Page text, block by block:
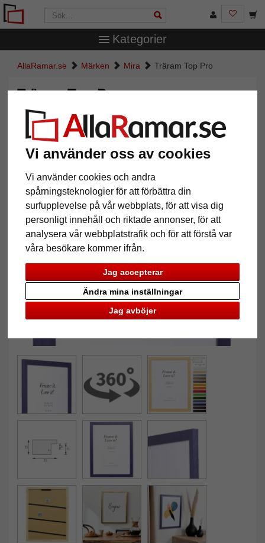
Vi använder oss av cookies
Vi använder cookies och andra
spårningsteknologier för att förbättra din
surfupplevelse på vår webbplats, för att visa dig
personligt innehåll och riktade annonser, för att
analysera vår webbplatstrafik och för att förstå var
våra besökare kommer ifrån.
Jag accepterar
Jag avböjer
Ändra mina inställningar
Kategorier
AllaRamar.se Märken Mira Träram Top Pro
Träram Top Pro
Tillbaka